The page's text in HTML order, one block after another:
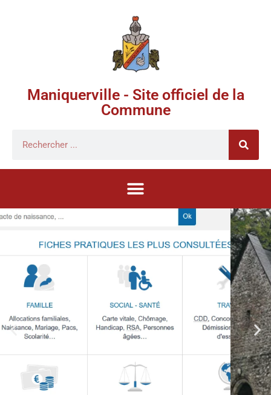
Maniquerville - Site officiel de la
Commune